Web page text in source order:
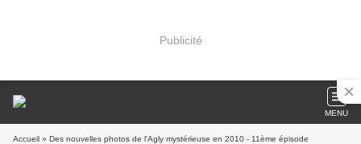
Publicité
MENU
Accueil » Des nouvelles photos de l'Agly mystérieuse en 2010 - 11ème épisode